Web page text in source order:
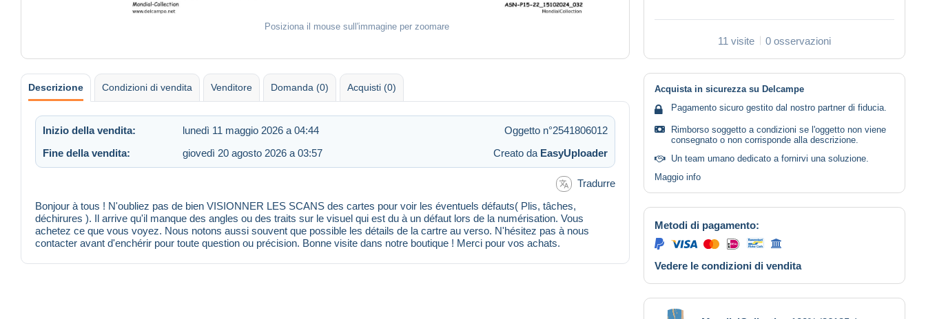
Posiziona il mouse sull'immagine per zoomare
11 visite 0 osservazioni
Descrizione Condizioni di vendita Venditore Domanda (0) Acquisti (0)
Inizio della vendita: lunedì 11 maggio 2026 a 04:44
Oggetto n°2541806012
Fine della vendita:
giovedì 20 agosto 2026 a 03:57 Creato da EasyUploader
Tradurre
Bonjour à tous ! N'oubliez pas de bien VISIONNER LES SCANS des cartes pour voir les éventuels défauts( Plis, tâches,
déchirures ). Il arrive qu'il manque des angles ou des traits sur le visuel qui est du à un défaut lors de la numérisation. Vous
achetez ce que vous voyez. Nous notons aussi souvent que possible les détails de la cartre au verso. N'hésitez pas à nous
contacter avant d'enchérir pour toute question ou précision. Bonne visite dans notre boutique ! Merci pour vos achats.
Acquista in sicurezza su Delcampe
Pagamento sicuro gestito dal nostro partner di fiducia.
Rimborso soggetto a condizioni se l'oggetto non viene
consegnato o non corrisponde alla descrizione.
Un team umano dedicato a fornirvi una soluzione.
Maggio info
Metodi di pagamento:
Vedere le condizioni di vendita